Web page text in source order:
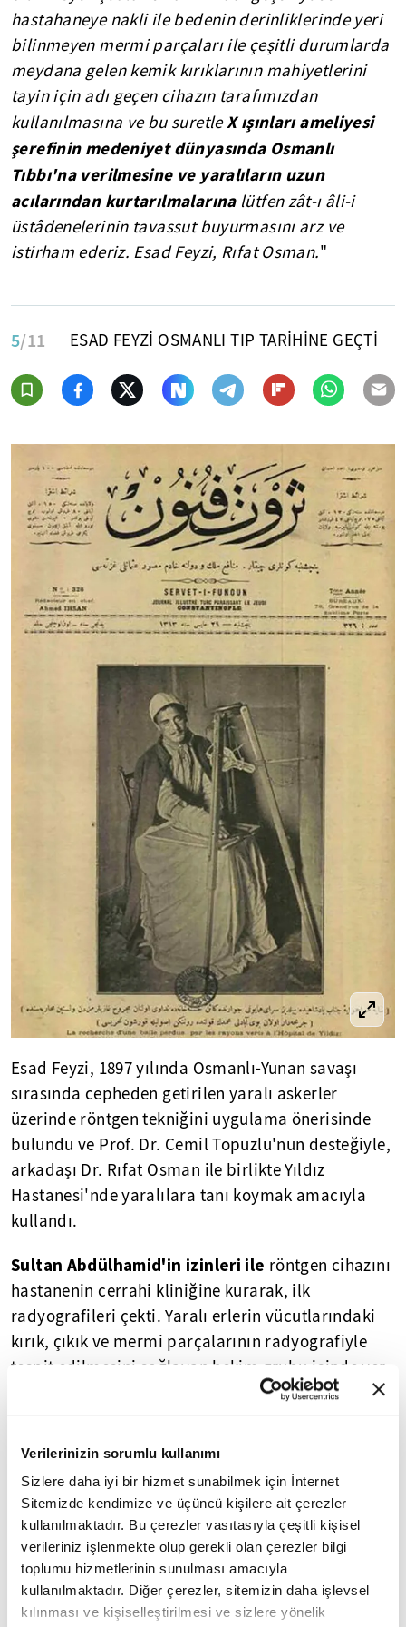
Verilerinizin sorumlu kullanımı
Sizlere daha iyi bir hizmet sunabilmek için İnternet
Sitemizde kendimize ve üçüncü kişilere ait çerezler
kullanılmaktadır. Bu çerezler vasıtasıyla çeşitli kişisel
verileriniz işlenmekte olup gerekli olan çerezler bilgi
toplumu hizmetlerinin sunulması amacıyla
kullanılmaktadır. Diğer çerezler, sitemizin daha işlevsel
kılınması ve kişiselleştirilmesi ve sizlere yönelik
hastahaneye nakli ile bedenin derinliklerinde yeri
bilinmeyen mermi parçaları ile çeşitli durumlarda
meydana gelen kemik kırıklarının mahiyetlerini
tayin için adı geçen cihazın tarafımızdan
kullanılmasına ve bu suretleX ışınları ameliyesi
şerefinin medeniyet dünyasında Osmanlı
Tıbbı'na verilmesine ve yaralıların uzun
acılarından kurtarılmalarına lütfen zât-ı âli-i
üstâdenelerinin tavassut buyurmasını arz ve
istirham ederiz. Esad Feyzi, Rıfat Osman."
5/11 ESAD FEYZİ OSMANLI TIP TARİHİNE GEÇTİ
Esad Feyzi, 1897 yılında Osmanlı-Yunan savaşı
sırasında cepheden getirilen yaralı askerler
üzerinde röntgen tekniğini uygulama önerisinde
bulundu ve Prof. Dr. Cemil Topuzlu'nun desteğiyle,
arkadaşı Dr. Rıfat Osman ile birlikte Yıldız
Hastanesi'nde yaralılara tanı koymak amacıyla
kullandı.
Sultan Abdülhamid'in izinleri ile röntgen cihazını
hastanenin cerrahi kliniğine kurarak, ilk
radyografileri çekti. Yaralı erlerin vücutlarındaki
kırık, çıkık ve mermi parçalarının radyografiyle
tespit edilmesini sağlayan hekim grubu içinde yer
Esad Feyzi, Osmanlı topraklarında X ışınını
tıbbi ortamda kullanan ilk kişi oldu.
Esad Feyzi ve Rıfat Osman, ilk röntgeni Boyabatlı
Mehmet adında bir erin sağ bileğindeki şarapnel
parçasını tespit etmek amacıyla uyguladı. Bu
olayın Rıfat Osman tarafından çekilen fotoğrafı,
Dr. Besim Ömer'in 1897 yılında yayımlanan
"Nevsali Afiyet" eserinin 226'ıncı sayfasına
konuldu. Bu gelişmeler,Servet-i Fünun'da bu